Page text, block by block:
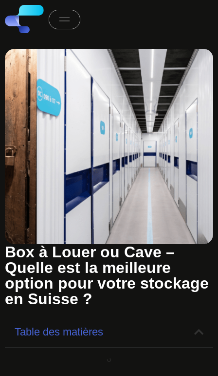
Box à Louer ou Cave –
Quelle est la meilleure
option pour votre stockage
en Suisse ?
Table des matières